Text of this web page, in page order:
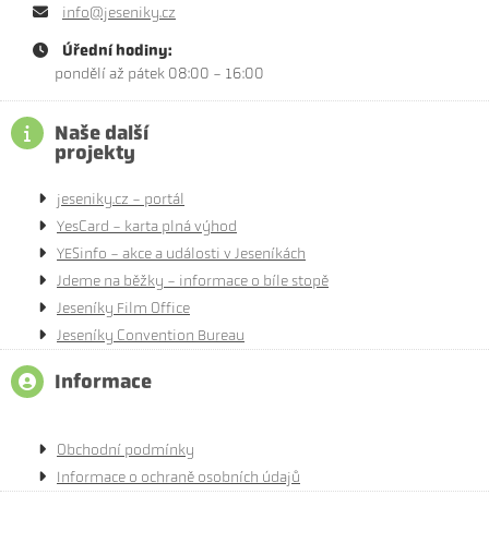
info@jeseniky.cz
Úřední hodiny:
pondělí až pátek 08:00 - 16:00
Naše další
projekty
jeseniky.cz - portál
YesCard - karta plná výhod
YESinfo - akce a události v Jeseníkách
Jdeme na běžky - informace o bíle stopě
Jeseníky Film Office
Jeseníky Convention Bureau
Informace
Obchodní podmínky
Informace o ochraně osobních údajů